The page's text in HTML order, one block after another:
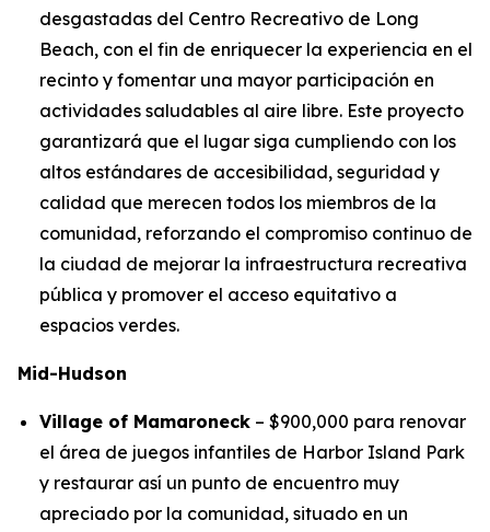
desgastadas del Centro Recreativo de Long
Beach, con el fin de enriquecer la experiencia en el
recinto y fomentar una mayor participación en
actividades saludables al aire libre. Este proyecto
garantizará que el lugar siga cumpliendo con los
altos estándares de accesibilidad, seguridad y
calidad que merecen todos los miembros de la
comunidad, reforzando el compromiso continuo de
la ciudad de mejorar la infraestructura recreativa
pública y promover el acceso equitativo a
espacios verdes.
Mid-Hudson
Village of Mamaroneck – $900,000 para renovar
el área de juegos infantiles de Harbor Island Park
y restaurar así un punto de encuentro muy
apreciado por la comunidad, situado en un